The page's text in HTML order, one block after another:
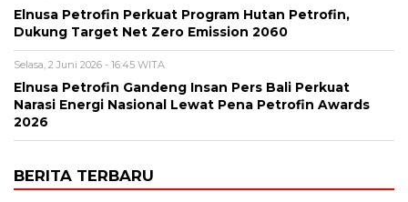
Elnusa Petrofin Perkuat Program Hutan Petrofin,
Dukung Target Net Zero Emission 2060
Selasa, 2 Juni 2026 - 16:45 WITA
Elnusa Petrofin Gandeng Insan Pers Bali Perkuat
Narasi Energi Nasional Lewat Pena Petrofin Awards
2026
BERITA TERBARU